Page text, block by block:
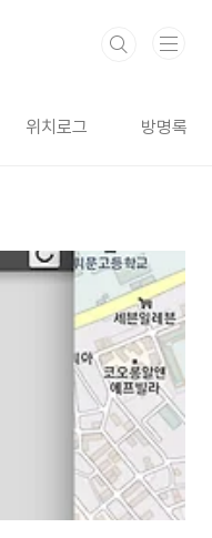
위치로그 방명록